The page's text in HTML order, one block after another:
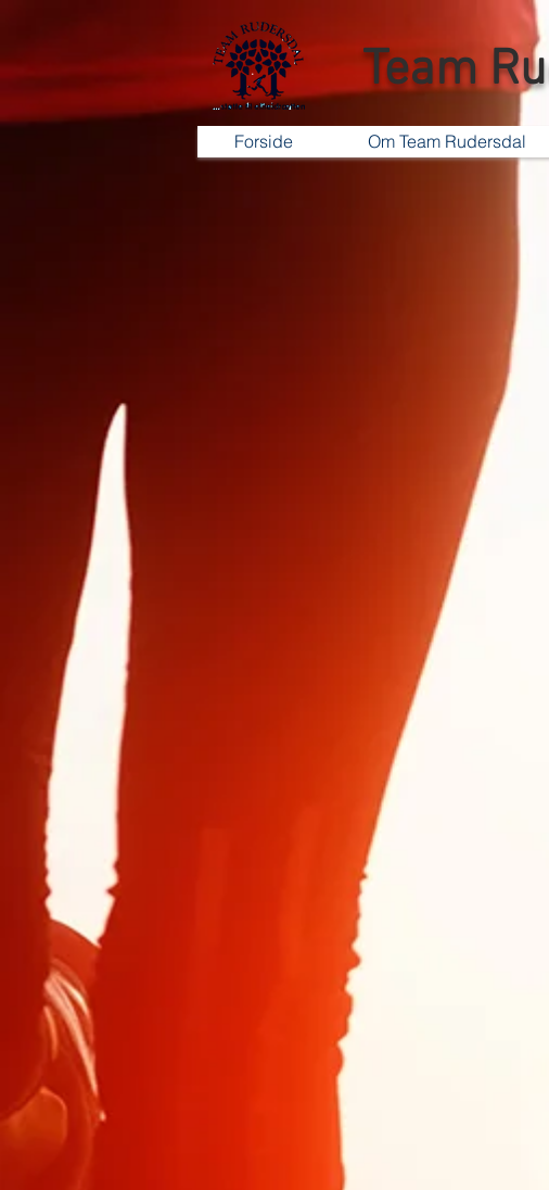
Team
Forside Om Team Rudersdal